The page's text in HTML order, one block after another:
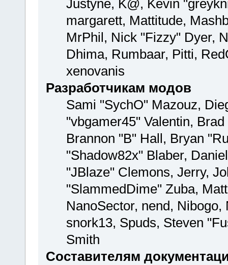
Justyne, K@, Kevin
margarett, Mattitude,
MrPhil, Nick "Fizzy" Dyer,
Dhima, Rumbaar, Pitti,
xenovanis
Разработчикам модов
Sami "SychO" Mazouz,
"vbgamer45" Valentin,
Brannon "B" Hall, Bryan
"Shadow82x" Blaber,
"JBlaze" Clemons, Jerry,
"SlammedDime" Zuba,
NanoSector, nend,
snork13, Spuds, Steven
Smith
Составителям